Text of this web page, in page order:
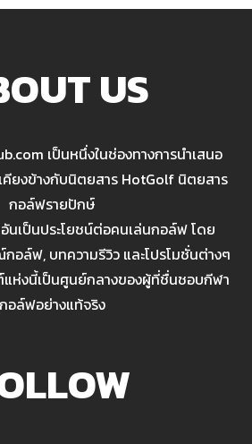
US
เป็นหนึ่งในช่องทางการนำเสนอ
คียงข้างกับนิตยสาร HotGolf นิตยสาร
กอล์ฟรายปักษ์
นเป็นประโยชน์ต่อคนเล่นกอล์ฟ โดย
กอล์ฟ, บทความรีวิว และโปรโมชั่นต่างๆ
แห่งนี้เป็นศูนย์กลางของผู้ที่ชื่นชอบกีฬา
กอล์ฟอย่างแท้จริง